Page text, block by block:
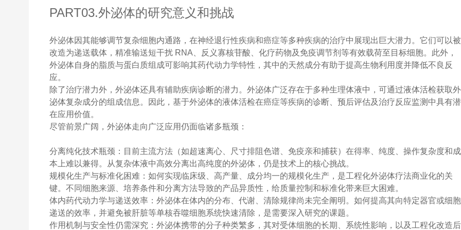
PART03.外泌体的研究意义和挑战
外泌体因其能够调节复杂细胞内通路，在神经退行性疾病和癌症等多种疾病的治疗中展现出巨大潜力。它们可以被
改造为递送载体，精准输送短干扰 RNA、反义寡核苷酸、化疗药物及免疫调节剂等有效载荷至目标细胞。此外，
外泌体自身的脂质与蛋白质组成可影响其药代动力学特性，其中的天然成分有助于提高生物利用度并降低不良反
应。
除了治疗潜力外，外泌体还具有辅助疾病诊断的潜力。外泌体广泛存在于多种生理体液中，可通过液体活检获取外
泌体复杂成分的组成信息。因此，基于外泌体的液体活检在癌症等疾病的诊断、预后评估及治疗反应监测中具有潜
在应用价值。
尽管前景广阔，外泌体走向广泛应用仍面临诸多瓶颈：
分离纯化技术瓶颈：目前主流方法（如超速离心、尺寸排阻色谱、免疫亲和捕获）在得率、纯度、操作复杂度和成
本上难以兼得。从复杂体液中高效分离出高纯度的外泌体，仍是技术上的核心挑战。
规模化生产与标准化困难：如何实现临床级、高产量、成分均一的规模化生产，是工程化外泌体疗法商业化的关
键。不同细胞来源、培养条件和分离方法导致的产品异质性，给质量控制和标准化带来巨大困难。
体内药代动力学与递送效率：外泌体在体内的分布、代谢、清除规律尚未完全阐明。如何提高其向特定器官或细胞
递送的效率，并避免被肝脏等单核吞噬细胞系统快速清除，是需要深入研究的课题。
作用机制与安全性仍需深究：外泌体携带的分子种类繁多，其对受体细胞的长期、系统性影响，以及工程化改造后